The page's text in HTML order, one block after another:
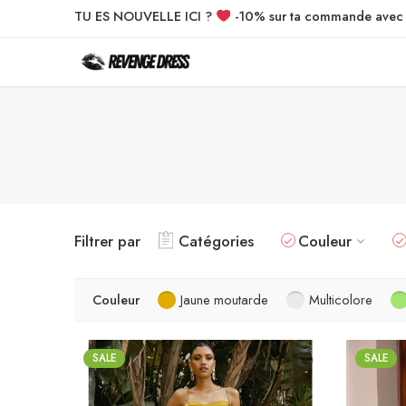
TU ES NOUVELLE ICI ? -10% sur ta commande
Filtrer par Catégories Couleur
Couleur Jaune moutarde Multicolore
SALE SALE